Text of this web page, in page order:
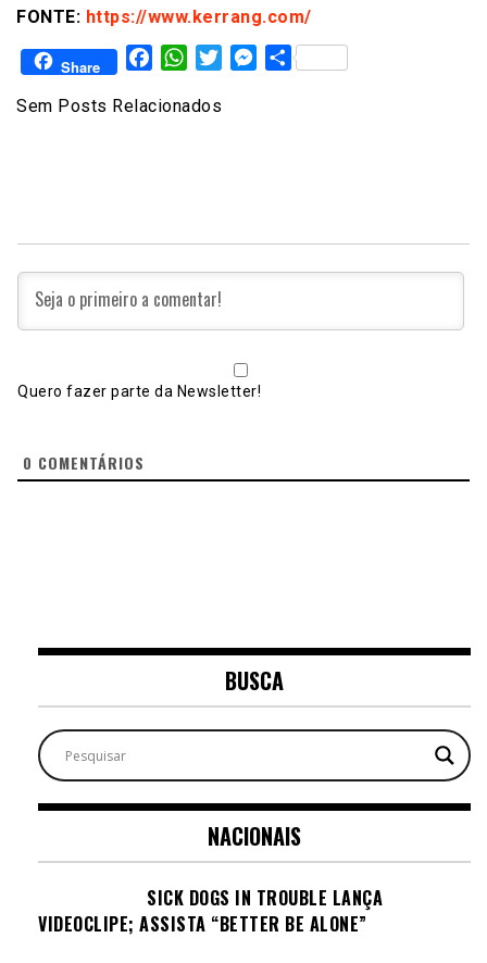
FONTE: https://www.kerrang.com/
Share FacebookWhatsAppTwitterMessenger
Share
Sem Posts Relacionados
Quero fazer parte da Newsletter!
0 COMENTÁRIOS
BUSCA
NACIONAIS
SICK DOGS IN TROUBLE LANÇA
VIDEOCLIPE; ASSISTA “BETTER BE ALONE”